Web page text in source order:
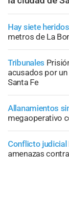
Hay siete heridos
metros de La
Tribunales
acusados por
Santa Fe
Allanamientos
megaoperativo
Conflicto judicial
amenazas